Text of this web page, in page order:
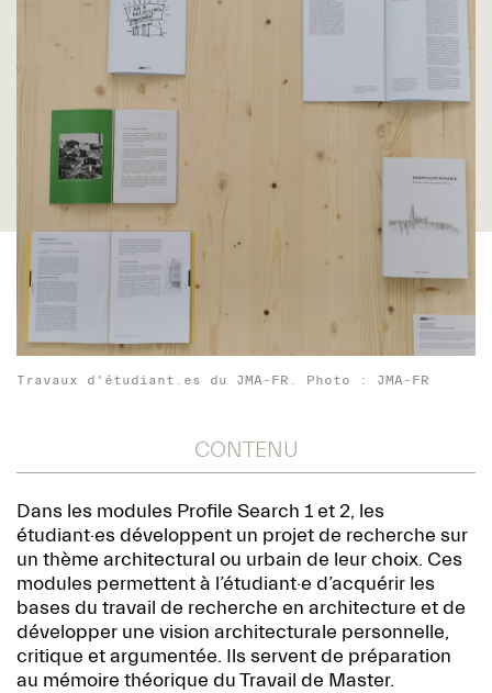
Travaux d'étudiant.es du JMA-FR. Photo : JMA-FR
CONTENU
Dans les modules Profile Search 1 et 2, les
étudiant·es développent un projet de recherche sur
un thème architectural ou urbain de leur choix. Ces
modules permettent à l’étudiant·e d’acquérir les
bases du travail de recherche en architecture et de
développer une vision architecturale personnelle,
critique et argumentée. Ils servent de préparation
au mémoire théorique du Travail de Master.